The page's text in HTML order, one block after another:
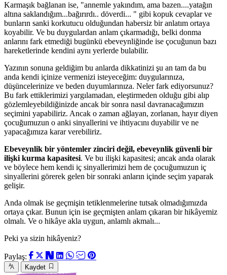
Karmaşık bağlanan ise, "annemle yakındım, ama bazen....yatağın
altına saklandığım...bağırırdı.. döverdi... " gibi kopuk cevaplar ve
bunların sanki korkutucu olduğundan habersiz bir anlatım ortaya
koyabilir. Ve bu duygulardan anlam çıkarmadığı, belki donma
anlarını fark etmediği bugünkü ebeveynliğinde ise çocuğunun bazı
hareketlerinde kendini aynı yerlerde bulabilir.
Yazının sonuna geldiğim bu anlarda dikkatinizi şu an tam da bu
anda kendi içinize vermenizi isteyeceğim: duygularınıza,
düşüncelerinize ve beden duyumlarınıza. Neler fark ediyorsunuz?
Bu fark ettiklerimizi yargılamadan, eleştirmeden olduğu gibi alıp
gözlemleyebildiğinizde ancak bir sonra nasıl davranacağımızın
seçimini yapabiliriz. Ancak o zaman ağlayan, zorlanan, hayır diyen
çocuğumuzun o anki sinyallerini ve ihtiyacını duyabilir ve ne
yapacağımıza karar verebiliriz.
Ebeveynlik bir yöntemler zinciri değil, ebeveynlik güvenli bir
ilişki kurma kapasitesi. Ve bu ilişki kapasitesi; ancak anda olarak
ve böylece hem kendi iç sinyallerimizi hem de çocuğumuzun iç
sinyallerini görerek gelen bir sonraki anların içinde seçim yaparak
gelişir.
Anda olmak ise geçmişin tetiklenmelerine tutsak olmadığımızda
ortaya çıkar. Bunun için ise geçmişten anlam çıkaran bir hikâyemiz
olmalı. Ve o hikâye akla uygun, anlamlı akmalı...
Peki ya sizin hikâyeniz?
Paylaş:
Kaydet